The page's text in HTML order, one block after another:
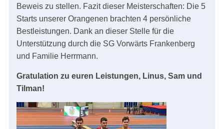
Beweis zu stellen. Fazit dieser Meisterschaften: Die 5
Starts unserer Orangenen brachten 4 persönliche
Bestleistungen. Dank an dieser Stelle für die
Unterstützung durch die SG Vorwärts Frankenberg
und Familie Herrmann.
Gratulation zu euren Leistungen, Linus, Sam und
Tilman!